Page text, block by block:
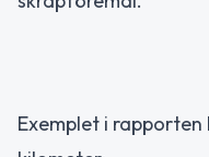
Exemplet i